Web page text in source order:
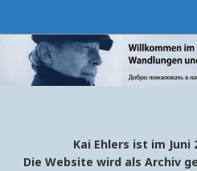
Kai Ehlers ist im Juni
Die Website wird als Archiv